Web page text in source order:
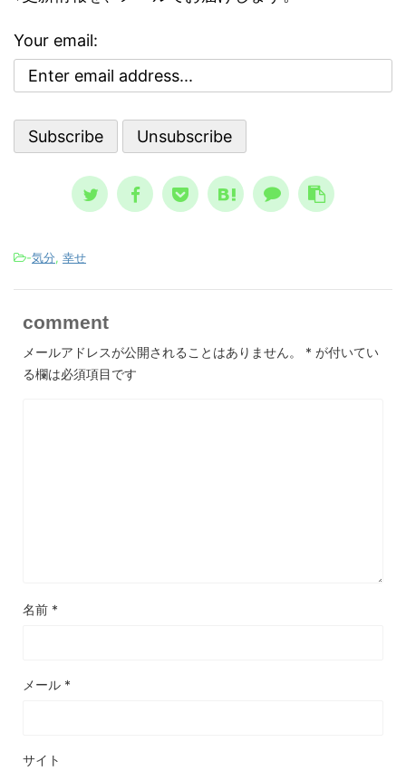
、ど
精
周囲
いる
でした。 けれどもそこには、人類滅
亡シナリオをエンタメとして楽しむ、
奇妙な空気も存在していました。 ノ
して親しまれた ノストラダムスの大予
言、恐怖の大王とは？ ノストラダム
合、
Your email:
-気分, 幸せ
comment
メールアドレスが公開されることはありません。 * が付いてい
る欄は必須項目です
名前 *
メール *
サイト